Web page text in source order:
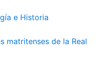
e Historia
matritenses de la Real